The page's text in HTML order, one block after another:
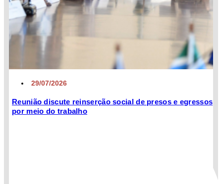
29/07/2026
Reunião discute reinserção social de presos e egressos
por meio do trabalho